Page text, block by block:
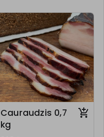
Cauraudzis 0,7
kg